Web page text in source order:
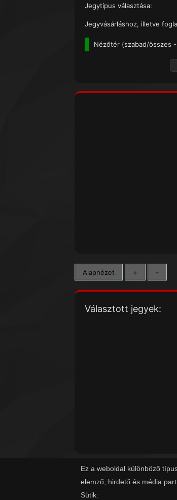
Ez a weboldal különböző
elemző, hirdető és média
Sütik:
Jegytípus választása:
Jegyvásárláshoz, illetve
Nézőtér (szabad/összes
Alapnézet + -
Választott jegyek: